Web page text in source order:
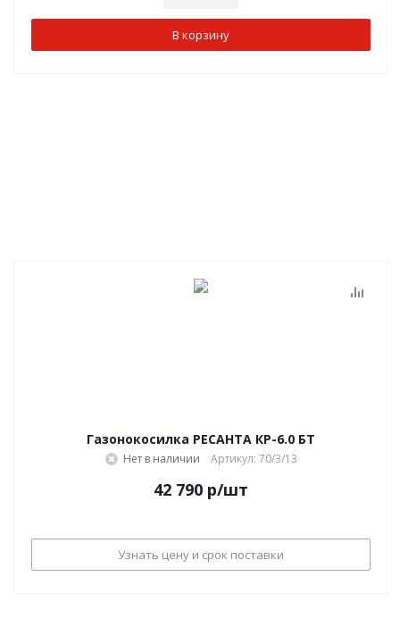
В корзину
Газонокосилка РЕСАНТА КР-6.0 БТ
Нет в наличии Артикул: 70/3/13
42 790 р/шт
Узнать цену и срок поставки